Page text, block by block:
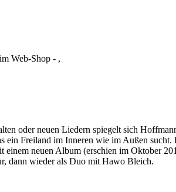
Web-Shop - ,
oder neuen Liedern spiegelt sich
ein Freiland im Inneren wie im Außen sucht.
einem neuen Album (erschien im Oktober
dann wieder als Duo mit Hawo Bleich.